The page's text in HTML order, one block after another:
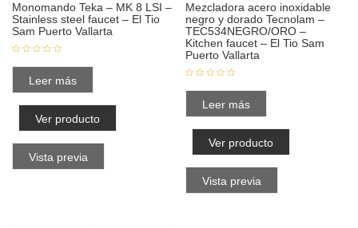
Monomando Teka – MK 8 LSI –
Stainless steel faucet – El Tio
Sam Puerto Vallarta
Leer más
Ver producto
Vista previa
Mezcladora acero inoxidable
negro y dorado Tecnolam –
TEC534NEGRO/ORO –
Kitchen faucet – El Tio Sam
Puerto Vallarta
Leer más
Ver producto
Vista previa